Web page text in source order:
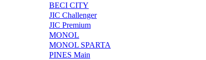
BECI CITY
JIC Challenger
JIC Premium
MONOL
MONOL SPARTA
PINES Main